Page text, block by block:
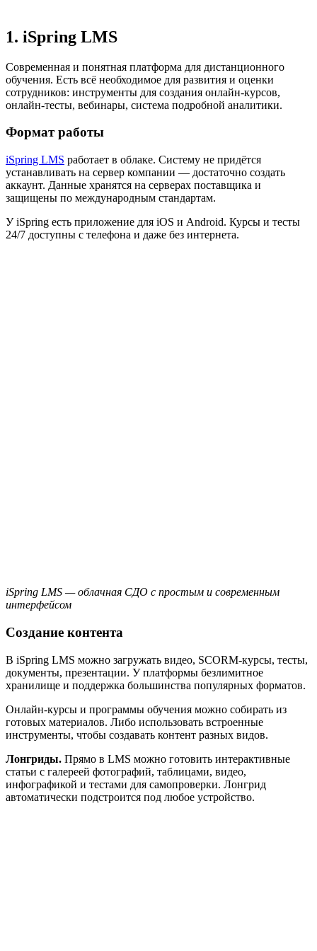
1. iSpring LMS
Современная и понятная платформа для дистанционного
обучения. Есть всё необходимое для развития и оценки
сотрудников: инструменты для создания онлайн-курсов,
онлайн-тесты, вебинары, система подробной аналитики.
Формат работы
iSpring LMS работает в облаке. Систему не придётся
устанавливать на сервер компании — достаточно создать
аккаунт. Данные хранятся на серверах поставщика и
защищены по международным стандартам.
У iSpring есть приложение для iOS и Android. Курсы и тесты
24/7 доступны с телефона и даже без интернета.
iSpring LMS — облачная СДО с простым и современным
интерфейсом
Создание контента
В iSpring LMS можно загружать видео, SCORM-курсы, тесты,
документы, презентации. У платформы безлимитное
хранилище и поддержка большинства популярных форматов.
Онлайн-курсы и программы обучения можно собирать из
готовых материалов. Либо использовать встроенные
инструменты, чтобы создавать контент разных видов.
Лонгриды. Прямо в LMS можно готовить интерактивные
статьи с галереей фотографий, таблицами, видео,
инфографикой и тестами для самопроверки. Лонгрид
автоматически подстроится под любое устройство.